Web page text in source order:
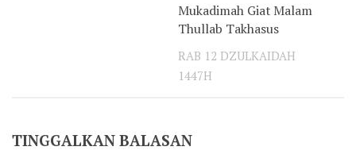
Mukadimah Giat Malam
Thullab Takhasus
RAB 12 DZULKAIDAH
1447H
TINGGALKAN BALASAN